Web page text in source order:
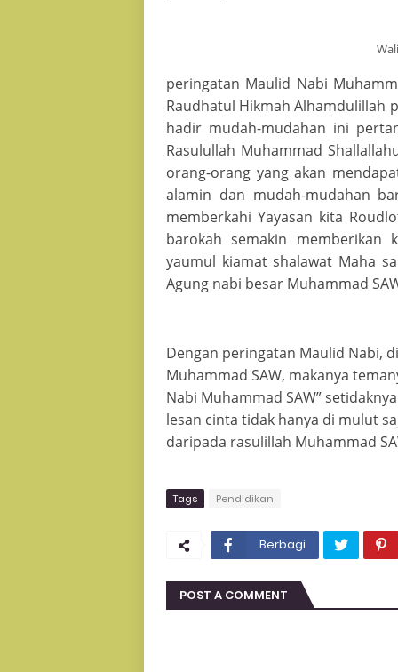
peringatan Maulid Nabi
Raudhatul Hikmah Alhamdulillah
hadir mudah-mudahan ini
Rasulullah Muhammad
orang-orang yang akan
alamin dan mudah-mudahan
memberkahi Yayasan kita
barokah semakin memberikan
yaumul kiamat shalawat Maha
Agung nabi besar Muhammad
Dengan peringatan Maulid Nabi,
Muhammad SAW, makanya
Nabi Muhammad SAW”
lesan cinta tidak hanya di mulut
daripada rasulillah Muhammad
Tags Pendidikan
Berbagi
POST A COMMENT